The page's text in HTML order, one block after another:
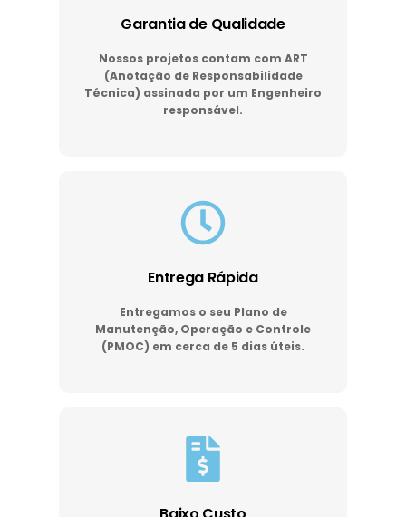
Garantia de Qualidade
Nossos projetos contam com ART
(Anotação de Responsabilidade
Técnica) assinada por um Engenheiro
responsável.
Entrega Rápida
Entregamos o seu Plano de
Manutenção, Operação e Controle
(PMOC) em cerca de 5 dias úteis.